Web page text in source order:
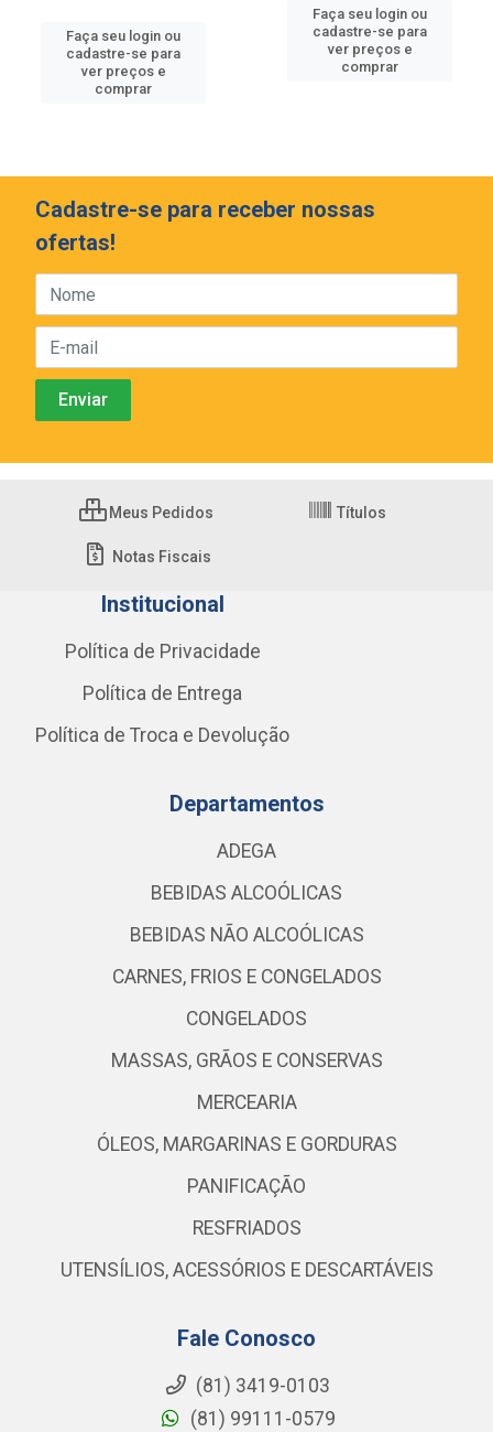
Faça seu login ou
cadastre-se para
ver preços e
comprar
Faça seu login ou
cadastre-se para
ver preços e
comprar
Cadastre-se para receber nossas
ofertas!
Meus Pedidos Títulos
Notas Fiscais
Institucional
Política de Privacidade
Política de Entrega
Política de Troca e Devolução
Departamentos
ADEGA
BEBIDAS ALCOÓLICAS
BEBIDAS NÃO ALCOÓLICAS
CARNES, FRIOS E CONGELADOS
CONGELADOS
MASSAS, GRÃOS E CONSERVAS
MERCEARIA
ÓLEOS, MARGARINAS E GORDURAS
PANIFICAÇÃO
RESFRIADOS
UTENSÍLIOS, ACESSÓRIOS E DESCARTÁVEIS
Fale Conosco
(81) 3419-0103
(81) 99111-0579